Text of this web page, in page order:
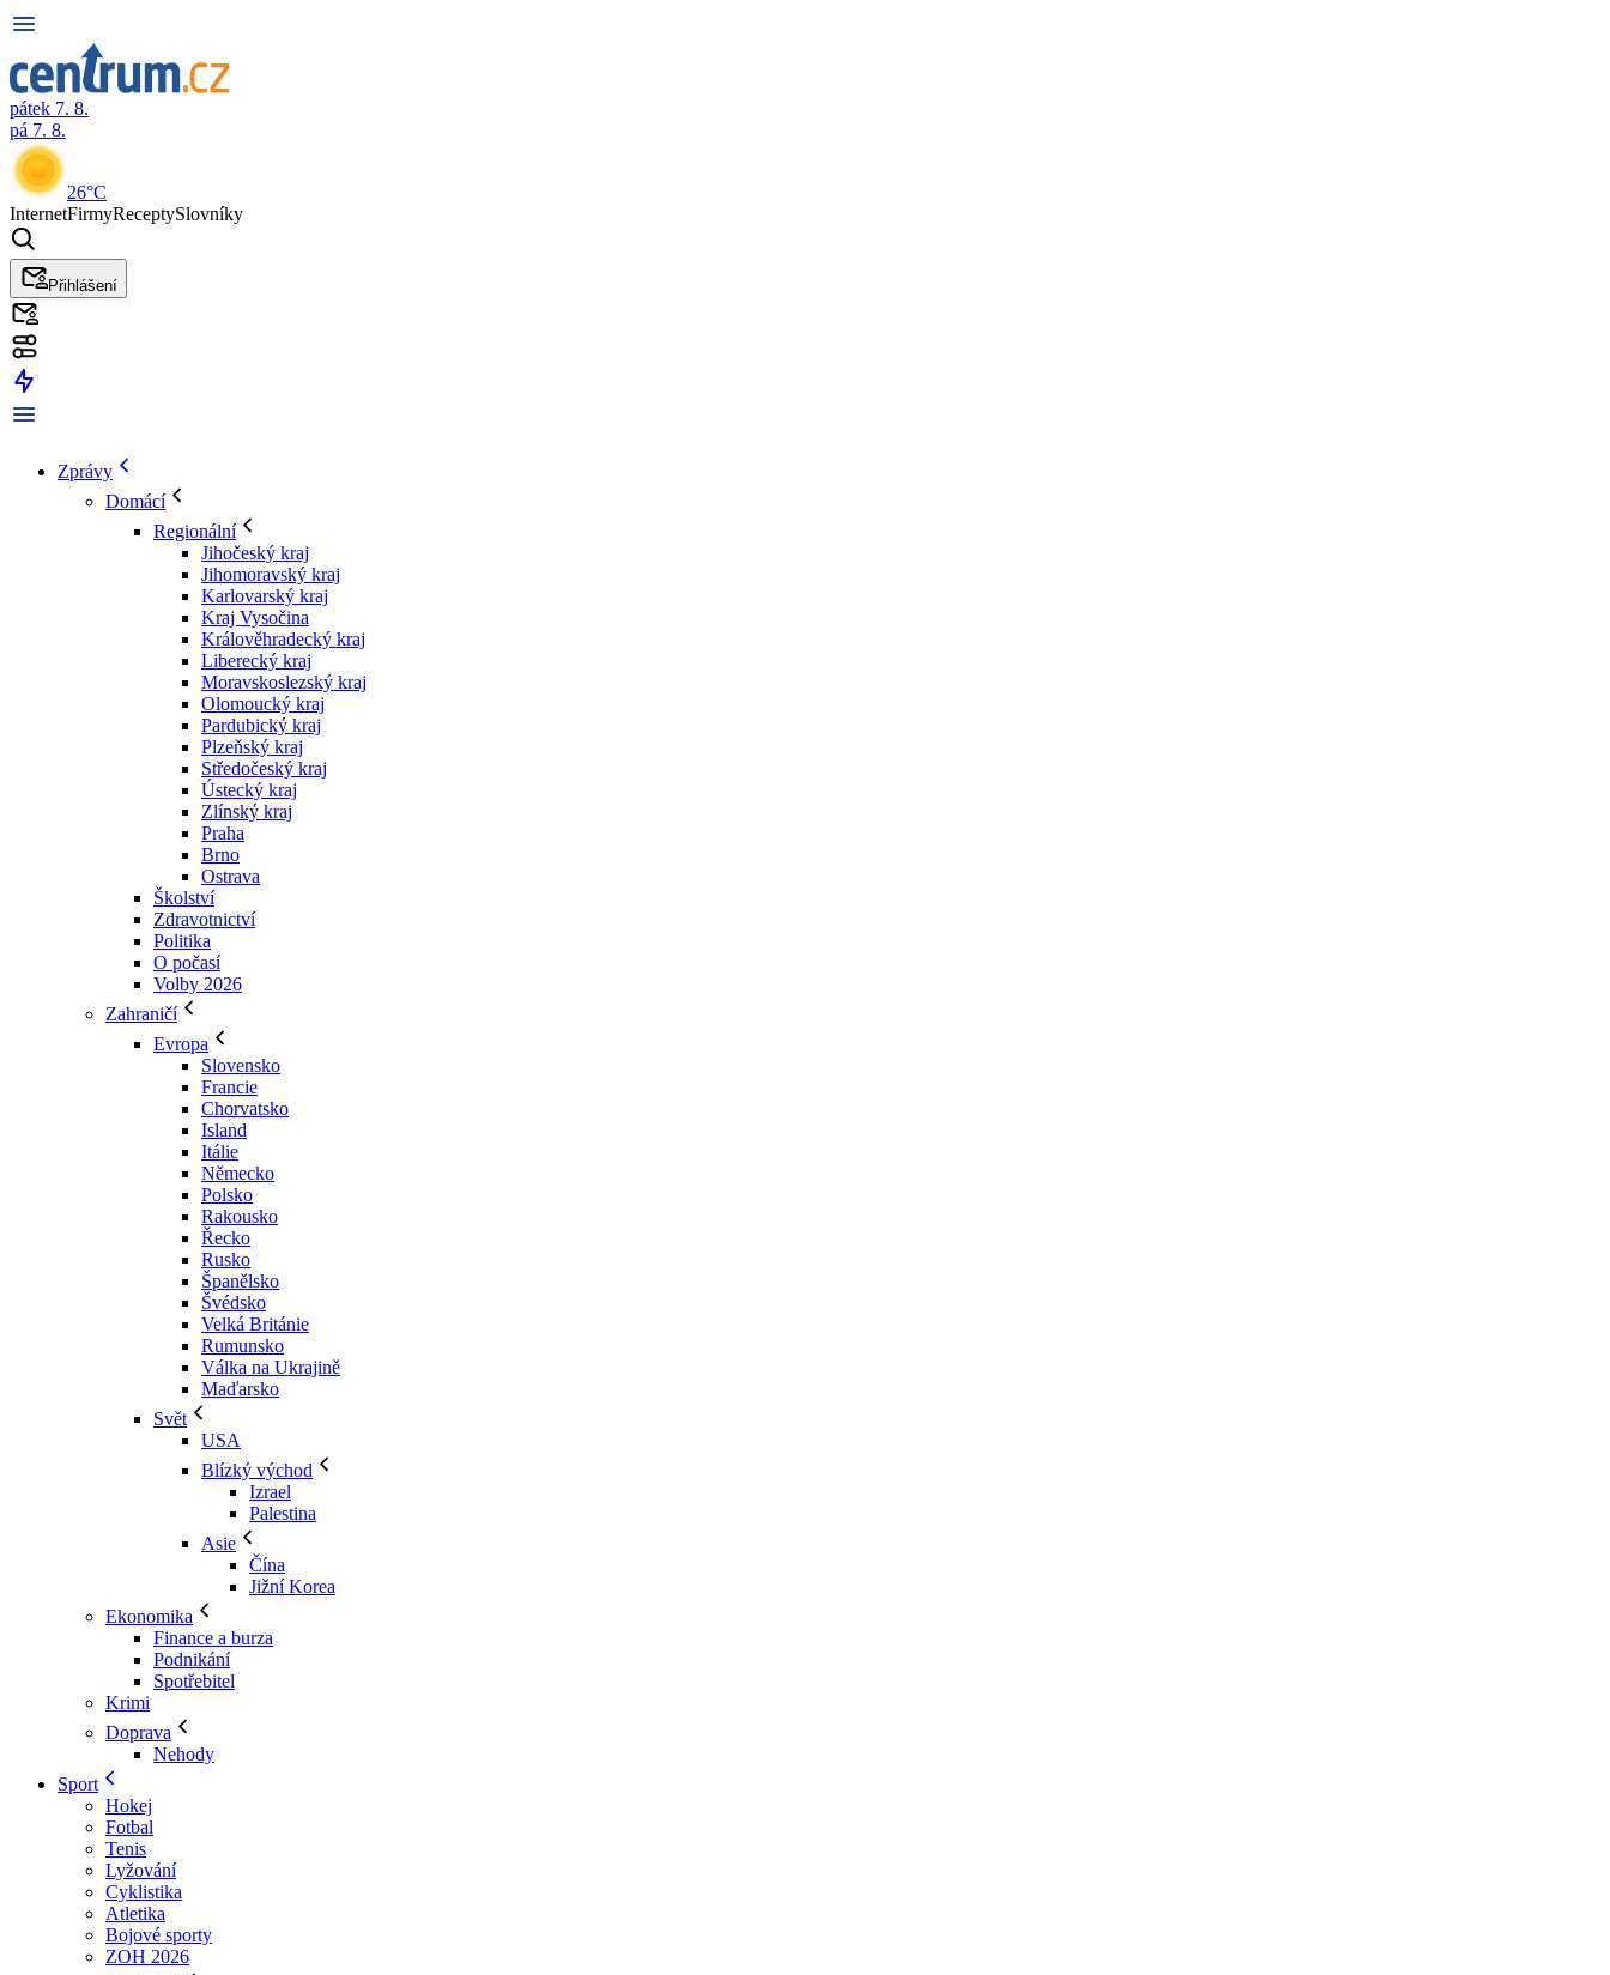
pátek 7. 8.
pá 7. 8.
26°C
InternetFirmyReceptySlovníky
Přihlášení
Zprávy
Domácí
Regionální
Jihočeský kraj
Jihomoravský kraj
Karlovarský kraj
Kraj Vysočina
Králověhradecký kraj
Liberecký kraj
Moravskoslezský kraj
Olomoucký kraj
Pardubický kraj
Plzeňský kraj
Středočeský kraj
Ústecký kraj
Zlínský kraj
Praha
Brno
Ostrava
Školství
Zdravotnictví
Politika
O počasí
Volby 2026
Zahraničí
Evropa
Slovensko
Francie
Chorvatsko
Island
Itálie
Německo
Polsko
Rakousko
Řecko
Rusko
Španělsko
Švédsko
Velká Británie
Rumunsko
Válka na Ukrajině
Maďarsko
Svět
USA
Blízký východ
Izrael
Palestina
Asie
Čína
Jižní Korea
Ekonomika
Finance a burza
Podnikání
Spotřebitel
Krimi
Doprava
Nehody
Sport
Hokej
Fotbal
Tenis
Lyžování
Cyklistika
Atletika
Bojové sporty
ZOH 2026